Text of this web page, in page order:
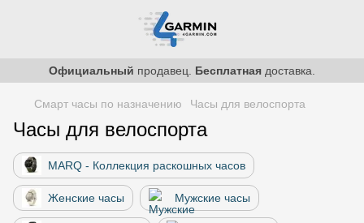
Официальный продавец. Бесплатная доставка.
Смарт часы по назначению Часы для велоспорта
Часы для велоспорта
MARQ - Коллекция раскошных часов
Женские часы Мужские часы